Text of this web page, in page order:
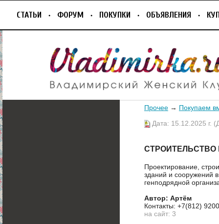
СТАТЬИ ФОРУМ ПОКУПКИ ОБЪЯВЛЕНИЯ
Прочее → Покупаем
Дата: 15.12.2025 г.
Проектирование,
зданий и сооружений
генподрядной
Автор: Артём
Контакты: +7(812)
на сайт: 3